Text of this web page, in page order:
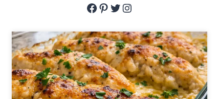
Facebook
Pinterest
Twitter
Instagram